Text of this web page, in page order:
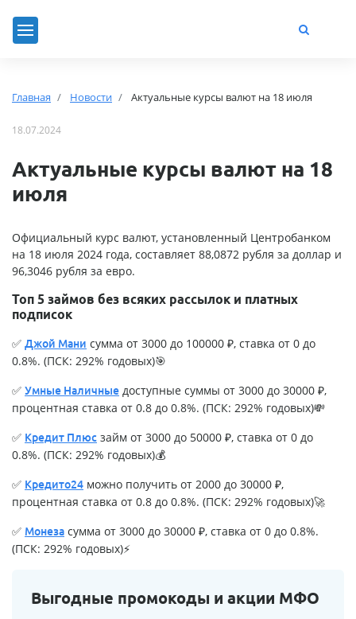
Главная Новости Актуальные курсы валют на 18 июля
18.07.2024
Актуальные курсы валют на 18
июля
Официальный курс валют, установленный Центробанком
на 18 июля 2024 года, составляет 88,0872 рубля за доллар и
96,3046 рубля за евро.
Топ 5 займов без всяких рассылок и платных
подписок
✅ Джой Мани сумма от 3000 до 100000 ₽, ставка от 0 до
0.8%. (ПСК: 292% годовых)🎯
✅ Умные Наличные доступные суммы от 3000 до 30000 ₽,
процентная ставка от 0.8 до 0.8%. (ПСК: 292% годовых)💸
✅ Кредит Плюс займ от 3000 до 50000 ₽, ставка от 0 до
0.8%. (ПСК: 292% годовых)💰
✅ Кредито24 можно получить от 2000 до 30000 ₽,
процентная ставка от 0.8 до 0.8%. (ПСК: 292% годовых)🚀
✅ Монеза сумма от 3000 до 30000 ₽, ставка от 0 до 0.8%.
(ПСК: 292% годовых)⚡
Выгодные промокоды и акции МФО